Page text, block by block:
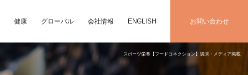
健康 グローバル 会社情報 ENGLISH お問い合わせ
スポーツ栄養【フードコネクション】講演・メディア掲載